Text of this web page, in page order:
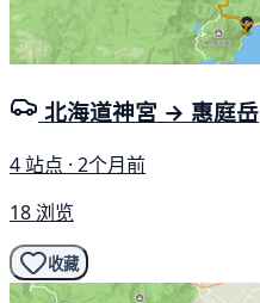
北海道神宮 → 惠庭岳
4 站点 · 2个月前
18 浏览
收藏